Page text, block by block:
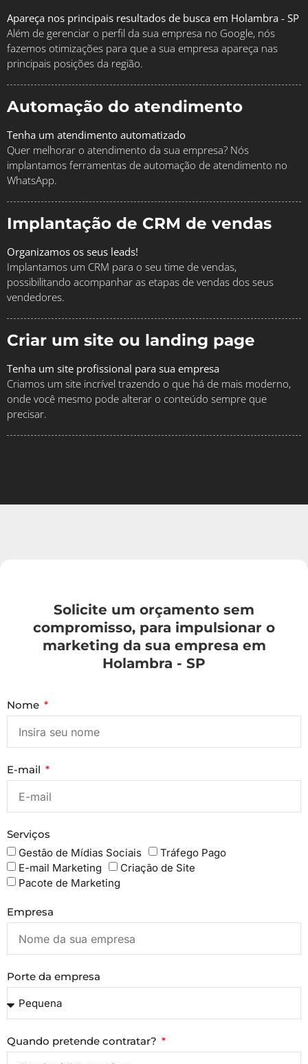
Apareça nos principais resultados de busca em Holambra - SP
Além de gerenciar o perfil da sua empresa no Google, nós
fazemos otimizações para que a sua empresa apareça nas
principais posições da região.
Automação do atendimento
Tenha um atendimento automatizado
Quer melhorar o atendimento da sua empresa? Nós
implantamos ferramentas de automação de atendimento no
WhatsApp.
Implantação de CRM de vendas
Organizamos os seus leads!
Implantamos um CRM para o seu time de vendas,
possibilitando acompanhar as etapas de vendas dos seus
vendedores.
Criar um site ou landing page
Tenha um site profissional para sua empresa
Criamos um site incrível trazendo o que há de mais moderno,
onde você mesmo pode alterar o conteúdo sempre que
precisar.
Solicite um orçamento sem
compromisso, para impulsionar o
marketing da sua empresa em
Holambra - SP
Nome
E-mail
Serviços
Gestão de Mídias Sociais
Tráfego Pago
E-mail Marketing
Criação de Site
Pacote de Marketing
Empresa
Porte da empresa
Quando pretende contratar?